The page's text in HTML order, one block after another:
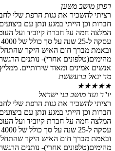
רפתן מושב משען
רציתי להשכיר את גגות הרפת שלי
חברות וכן הייתי במגע ונתן עם
המלצה חמה על חברת קיוביד ועל
ובאמת מברך חום האיש היקר
מהימים(טלפונים אחרי)- נותנים
אנשים אמינים ומאוד שירותיים.
מר יגאל ברעששת
★
★
★
★
★
יו"ר ועד מושב בני ישראל
רציתי להשכיר את גגות הרפת שלי
חברות וכן הייתי במגע ונתן עם
המלצה חמה על חברת קיוביד ועל
ובאמת מברך חום האיש היקר
מהימים(טלפונים אחרי)- נותנים